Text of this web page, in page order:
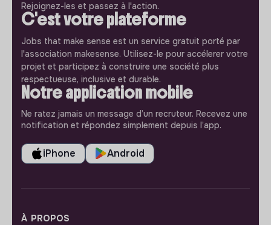
Rejoignez-les et passez à l'action.
C'est votre plateforme
Jobs that make sense est un service gratuit porté par
l'association makesense. Utilisez-le pour accélerer votre
projet et participez à construire une société plus
respectueuse, inclusive et durable.
Notre application mobile
Ne ratez jamais un message d’un recruteur. Recevez une
notification et répondez simplement depuis l’app.
iPhone Android
À PROPOS